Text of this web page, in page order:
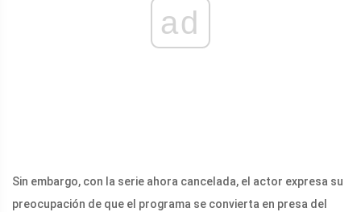
ad
Sin embargo, con la serie ahora cancelada, el actor expresa su
preocupación de que el programa se convierta en presa del